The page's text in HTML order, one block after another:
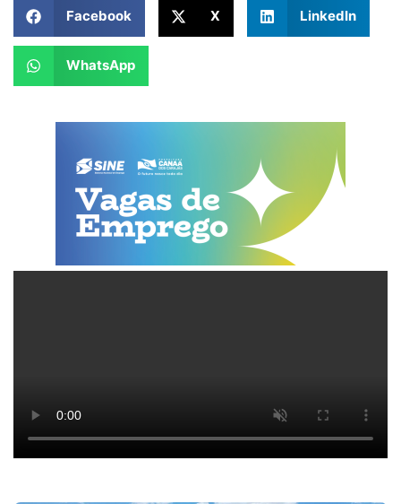
Facebook X LinkedIn
WhatsApp